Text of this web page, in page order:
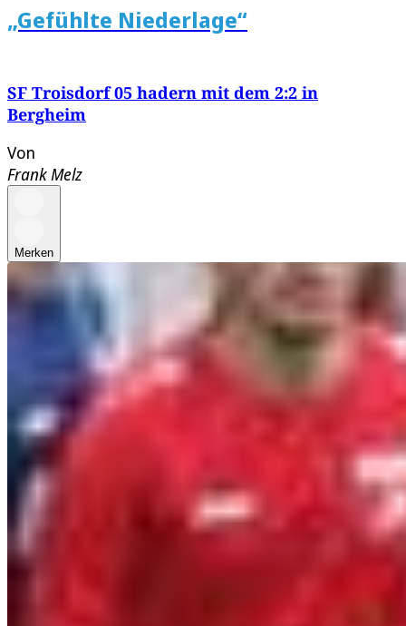
„Gefühlte Niederlage“
SF Troisdorf 05 hadern mit dem 2:2 in
Bergheim
Von
Frank Melz
Merken